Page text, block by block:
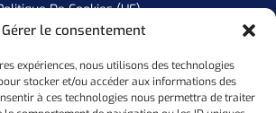
Gérer le consentement
expériences, nous utilisons des technologies
stocker et/ou accéder aux informations des
à ces technologies nous permettra de traiter
De Cookies (UE)
Newsletter